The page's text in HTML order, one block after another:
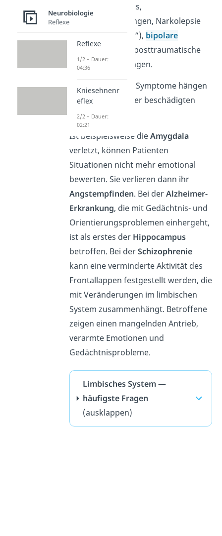
Phobien, Autismus,
Gedächtnisstörungen, Narkolepsie
(„Schlafkrankheit“), bipolare
Störungen
oder posttraumatische
Belastungsstörungen.
Die auftretenden Symptome hängen
dabei stark von der beschädigten
Region ab.
Ist beispielsweise dieAmygdala
verletzt, können Patienten
Situationen nicht mehr emotional
bewerten. Sie verlieren dann ihr
Angstempfinden. Bei derAlzheimer-
Erkrankung, die mit Gedächtnis- und
Orientierungsproblemen einhergeht,
ist als erstes der Hippocampus
betroffen. Bei derSchizophrenie
kann eine verminderte Aktivität des
Frontallappen festgestellt werden, die
mit Veränderungen im limbischen
System zusammenhängt. Betroffene
zeigen einen mangelnden Antrieb,
verarmte Emotionen und
Gedächtnisprobleme.
Limbisches System —
häufigste Fragen
(ausklappen)
Neurobiologie
Reflexe
Reflexe
1/2 – Dauer:
04:36
Kniesehnenr
eflex
2/2 – Dauer:
02:21